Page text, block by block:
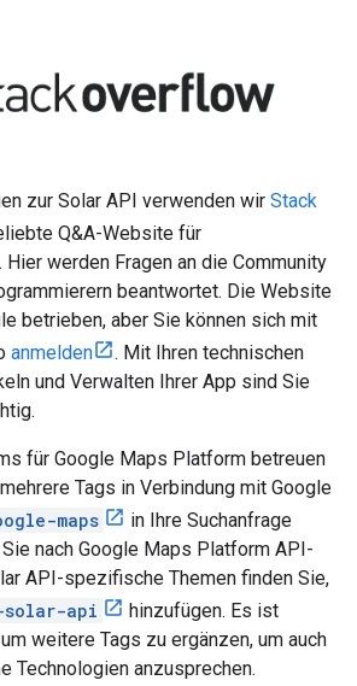
zur Solar API verwenden wir Stack
Q&A-Website für
werden Fragen an die Community
beantwortet. Die Website
betrieben, aber Sie können sich mit
anmelden
. Mit Ihren technischen
und Verwalten Ihrer App sind Sie
für Google Maps Platform betreuen
Tags in Verbindung mit Google
maps
in Ihre Suchanfrage
nach Google Maps Platform API-
API-spezifische Themen finden Sie,
solar-api
hinzufügen. Es ist
weitere Tags zu ergänzen, um auch
Technologien anzusprechen.